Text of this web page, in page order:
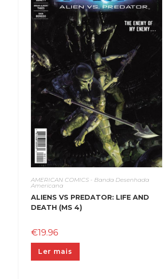
AMERICAN COMICS - Banda Desenhada
Americana
ALIENS VS PREDATOR: LIFE AND
DEATH (MS 4)
€19.96
Ler mais